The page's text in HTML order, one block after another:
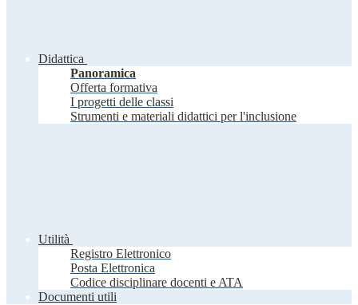
Didattica
Panoramica
Offerta formativa
I progetti delle classi
Strumenti e materiali didattici per l'inclusione
Utilità
Registro Elettronico
Posta Elettronica
Codice disciplinare docenti e ATA
Documenti utili